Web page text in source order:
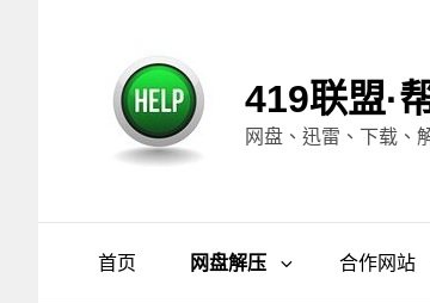
419联盟·
网盘、迅雷、下载、
首页 网盘解压 合作网站